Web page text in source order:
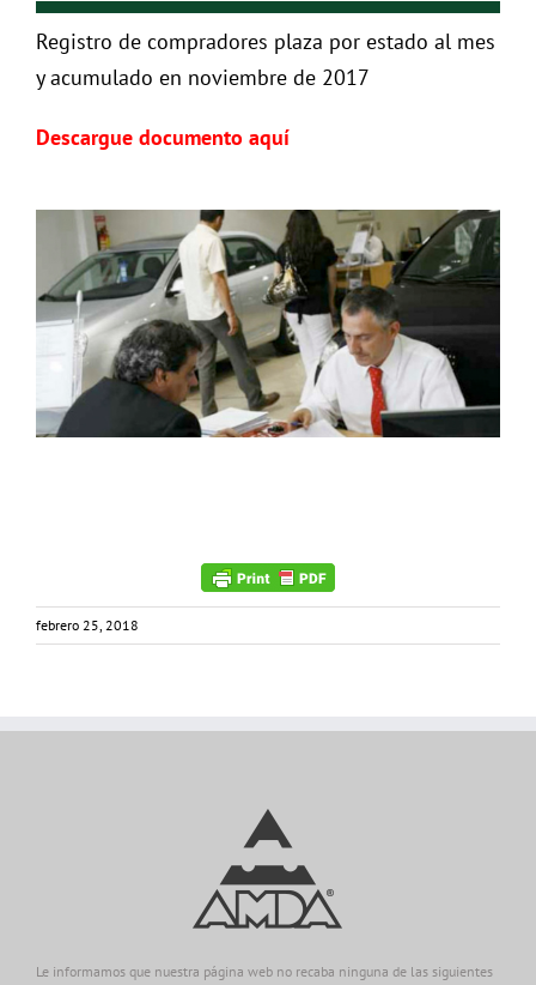
Registro de compradores plaza por estado al mes
y acumulado en noviembre de 2017
Descargue documento aquí
febrero 25, 2018
Le informamos que nuestra página web no recaba ninguna de las siguientes